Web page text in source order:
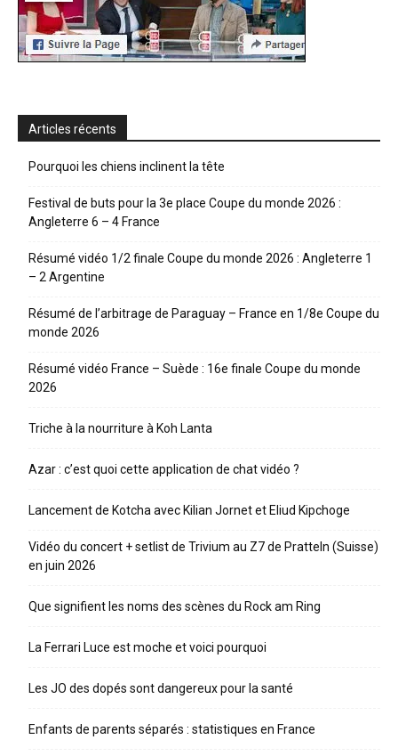
Articles récents
Pourquoi les chiens inclinent la tête
Festival de buts pour la 3e place Coupe du monde 2026 :
Angleterre 6 – 4 France
Résumé vidéo 1/2 finale Coupe du monde 2026 : Angleterre 1
– 2 Argentine
Résumé de l’arbitrage de Paraguay – France en 1/8e Coupe du
monde 2026
Résumé vidéo France – Suède : 16e finale Coupe du monde
2026
Triche à la nourriture à Koh Lanta
Azar : c’est quoi cette application de chat vidéo ?
Lancement de Kotcha avec Kilian Jornet et Eliud Kipchoge
Vidéo du concert + setlist de Trivium au Z7 de Pratteln (Suisse)
en juin 2026
Que signifient les noms des scènes du Rock am Ring
La Ferrari Luce est moche et voici pourquoi
Les JO des dopés sont dangereux pour la santé
Enfants de parents séparés : statistiques en France